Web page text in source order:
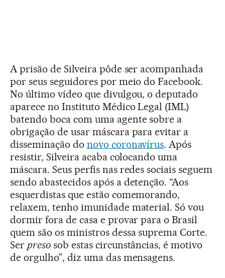
A prisão de Silveira pôde ser acompanhada
por seus seguidores por meio do Facebook.
No último vídeo que divulgou, o deputado
aparece no Instituto Médico Legal (IML)
batendo boca com uma agente sobre a
obrigação de usar máscara para evitar a
disseminação do novo coronavírus. Após
resistir, Silveira acaba colocando uma
máscara. Seus perfis nas redes sociais seguem
sendo abastecidos após a detenção. “Aos
esquerdistas que estão comemorando,
relaxem, tenho imunidade material. Só vou
dormir fora de casa e provar para o Brasil
quem são os ministros dessa suprema Corte.
Ser presosob estas circunstâncias, é motivo
de orgulho”, diz uma das mensagens.